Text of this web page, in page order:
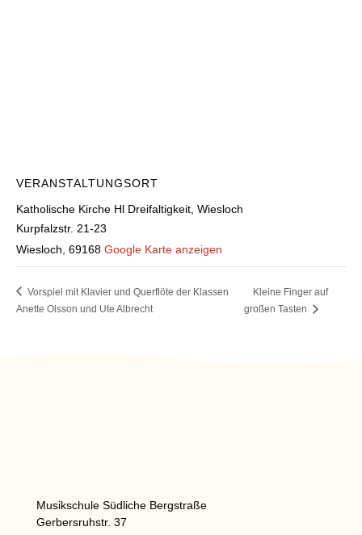
VERANSTALTUNGSORT
Katholische Kirche Hl Dreifaltigkeit, Wiesloch
Kurpfalzstr. 21-23
Wiesloch, 69168 Google Karte anzeigen
Vorspiel mit Klavier und Querflöte der Klassen
Anette Olsson und Ute Albrecht
Kleine Finger auf
großen Tasten
Musikschule Südliche Bergstraße
Gerbersruhstr. 37